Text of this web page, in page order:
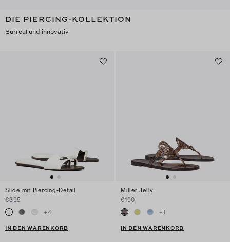
DIE PIERCING-KOLLEKTION
Surreal und innovativ
Slide mit Piercing-Detail
€395
+4
IN DEN WARENKORB
Miller Jelly
€190
+1
IN DEN WARENKORB